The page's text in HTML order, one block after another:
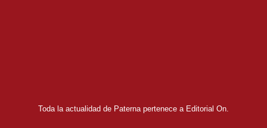
Toda la actualidad de Paterna pertenece a Editorial On.